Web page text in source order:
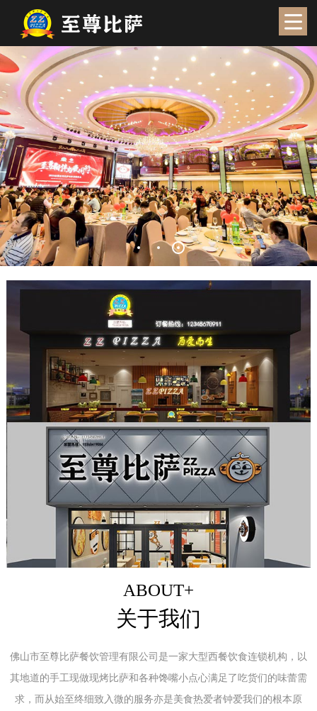
ABOUT+
关于我们
佛山市至尊比萨餐饮管理有限公司是一家大型西餐饮食连锁机构，以
其地道的手工现做现烤比萨和各种馋嘴小点心满足了吃货们的味蕾需
求，而从始至终细致入微的服务亦是美食热爱者钟爱我们的根本原